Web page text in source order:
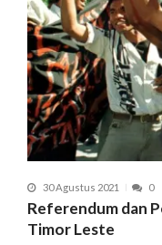
30 Agustus 2021 0
Referendum dan
Timor Leste